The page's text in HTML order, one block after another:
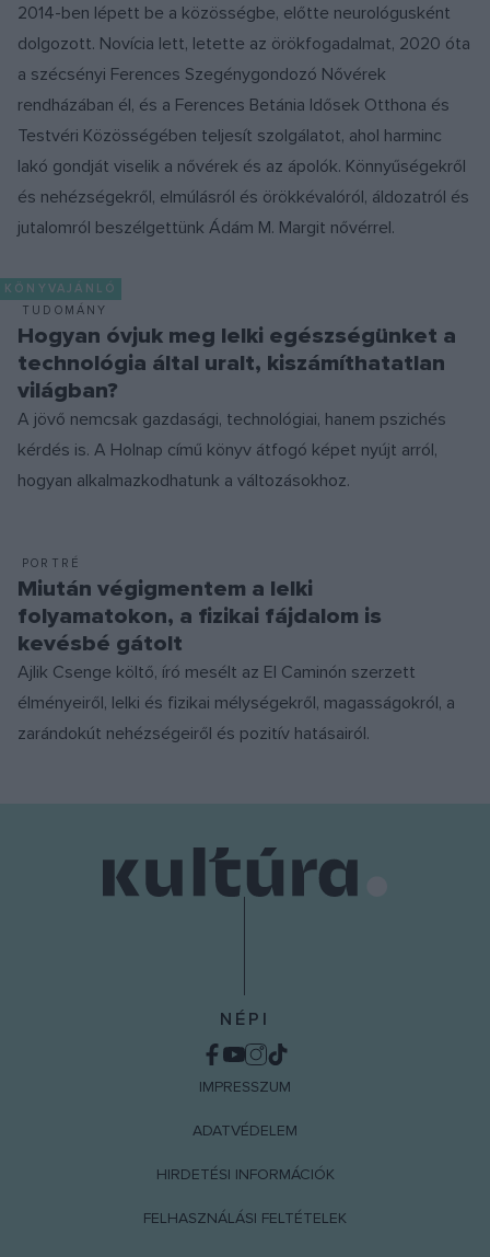
2014-ben lépett be a közösségbe, előtte neurológusként
dolgozott. Novícia lett, letette az örökfogadalmat, 2020 óta
a szécsényi Ferences Szegénygondozó Nővérek
rendházában él, és a Ferences Betánia Idősek Otthona és
Testvéri Közösségében teljesít szolgálatot, ahol harminc
lakó gondját viselik a nővérek és az ápolók. Könnyűségekről
és nehézségekről, elmúlásról és örökkévalóról, áldozatról és
jutalomról beszélgettünk Ádám M. Margit nővérrel.
KÖNYVAJÁNLÓ
TUDOMÁNY
Hogyan óvjuk meg lelki egészségünket a
technológia által uralt, kiszámíthatatlan
világban?
A jövő nemcsak gazdasági, technológiai, hanem pszichés
kérdés is. A Holnap című könyv átfogó képet nyújt arról,
hogyan alkalmazkodhatunk a változásokhoz.
PORTRÉ
Miután végigmentem a lelki
folyamatokon, a fizikai fájdalom is
kevésbé gátolt
Ajlik Csenge költő, író mesélt az El Caminón szerzett
élményeiről, lelki és fizikai mélységekről, magasságokról, a
zarándokút nehézségeiről és pozitív hatásairól.
NÉPI
IMPRESSZUM
ADATVÉDELEM
HIRDETÉSI INFORMÁCIÓK
FELHASZNÁLÁSI FELTÉTELEK